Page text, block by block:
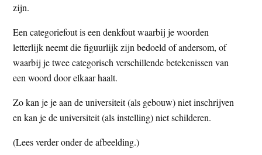
zijn.
Een categoriefout is een denkfout waarbij je woorden
letterlijk neemt die figuurlijk zijn bedoeld of andersom, of
waarbij je twee categorisch verschillende betekenissen van
een woord door elkaar haalt.
Zo kan je je aan de universiteit (als gebouw) niet inschrijven
en kan je de universiteit (als instelling) niet schilderen.
(Lees verder onder de afbeelding.)